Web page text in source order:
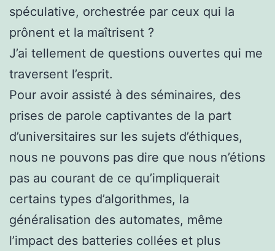
spéculative, orchestrée par ceux qui la
prônent et la maîtrisent ?
J’ai tellement de questions ouvertes qui me
traversent l’esprit.
Pour avoir assisté à des séminaires, des
prises de parole captivantes de la part
d’universitaires sur les sujets d’éthiques,
nous ne pouvons pas dire que nous n’étions
pas au courant de ce qu’impliquerait
certains types d’algorithmes, la
généralisation des automates, même
l’impact des batteries collées et plus